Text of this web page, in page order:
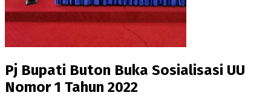
Pj Bupati Buton Buka Sosialisasi UU
Nomor 1 Tahun 2022